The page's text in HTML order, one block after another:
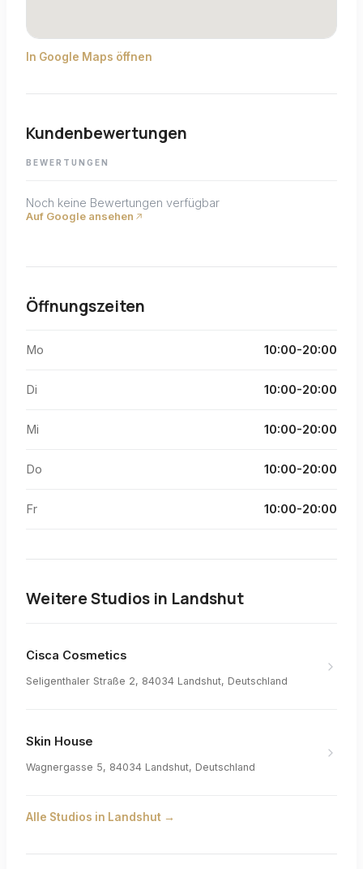
In Google Maps öffnen
Kundenbewertungen
BEWERTUNGEN
Noch keine Bewertungen verfügbar
Auf Google ansehen
Öffnungszeiten
Mo 10:00-20:00
Di 10:00-20:00
Mi 10:00-20:00
Do 10:00-20:00
Fr 10:00-20:00
Weitere Studios in Landshut
Cisca Cosmetics
Seligenthaler Straße 2, 84034 Landshut, Deutschland
Skin House
Wagnergasse 5, 84034 Landshut, Deutschland
Alle Studios in Landshut →